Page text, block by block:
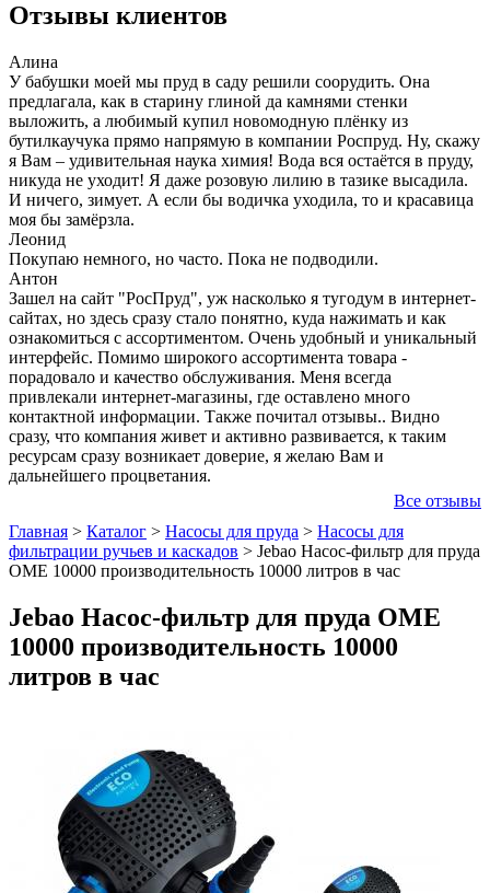
Отзывы клиентов
Алина
У бабушки моей мы пруд в саду решили соорудить. Она
предлагала, как в старину глиной да камнями стенки
выложить, а любимый купил новомодную плёнку из
бутилкаучука прямо напрямую в компании Роспруд. Ну, скажу
я Вам – удивительная наука химия! Вода вся остаётся в пруду,
никуда не уходит! Я даже розовую лилию в тазике высадила.
И ничего, зимует. А если бы водичка уходила, то и красавица
моя бы замёрзла.
Леонид
Покупаю немного, но часто. Пока не подводили.
Антон
Зашел на сайт "РосПруд", уж насколько я тугодум в интернет-
сайтах, но здесь сразу стало понятно, куда нажимать и как
ознакомиться с ассортиментом. Очень удобный и уникальный
интерфейс. Помимо широкого ассортимента товара -
порадовало и качество обслуживания. Меня всегда
привлекали интернет-магазины, где оставлено много
контактной информации. Также почитал отзывы.. Видно
сразу, что компания живет и активно развивается, к таким
ресурсам сразу возникает доверие, я желаю Вам и
дальнейшего процветания.
Все отзывы
Главная > Каталог > Насосы для пруда > Насосы для
фильтрации ручьев и каскадов > Jebao Насос-фильтр для пруда
OME 10000 производительность 10000 литров в час
Jebao Насос-фильтр для пруда OME
10000 производительность 10000
литров в час